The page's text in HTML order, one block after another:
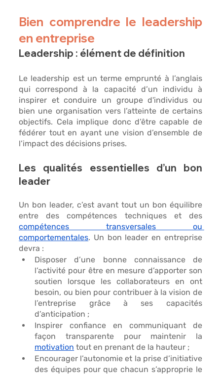
Bien comprendre le leadership
en entreprise
Leadership : élément de définition
Le leadership est un terme emprunté à l’anglais
qui correspond à la capacité d’un individu à
inspirer et conduire un groupe d'individus ou
bien une organisation vers l’atteinte de certains
objectifs
. Cela implique donc d’être capable de
fédérer tout en ayant une vision d’ensemble de
l’impact des décisions prises.
Les qualités essentielles d’un bon
leader
Un bon leader, c’est avant tout un bon équilibre
entre des compétences techniques et des
compétences transversales ou
comportementales. Un bon leader en entreprise
devra :
Disposer d’une bonne connaissance de
l’activité pour être en mesure d’apporter son
soutien lorsque les collaborateurs en ont
besoin, ou bien pour contribuer à la vision de
l’entreprise grâce à ses capacités
d’anticipation ;
Inspirer confiance en communiquant de
motivation tout en prenant de la hauteur ;
Encourager l’autonomie et la prise d’initiative
des équipes pour que chacun s’approprie le